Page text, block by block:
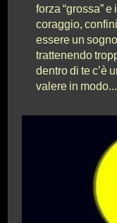
forza “grossa”
coraggio,
essere un
trattenendo
dentro di te c’è
valere in modo...